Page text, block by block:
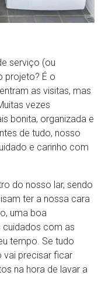
serviço (ou
projeto? É o
as visitas, mas
vezes
bonita, organizada e
de tudo, nosso
e carinho com
do nosso lar, sendo
ter a nossa cara
uma boa
cuidados com as
tempo. Se tudo
vai precisar ficar
na hora de lavar a